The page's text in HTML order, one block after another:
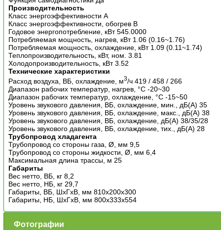
Производительность
Класс энергоэффективности A
Класс энергоэффективности, обогрев B
Годовое энергопотребление, кВт 545.0000
Потребляемая мощность, нагрев, кВт 1.06 (0.16~1.76)
Потребляемая мощность, охлаждение, кВт 1.09 (0.11~1.74)
Теплопроизводительность, кВт, ном. 3.81
Холодопроизводительность, кВт 3.52
Технические характеристики
Расход воздуха, ВБ, охлаждение, м3/ч 419 / 458 / 266
Диапазон рабочих температур, нагрев, °C -20~30
Диапазон рабочих температур, охлаждение, °C -15~50
Уровень звукового давления, ВБ, охлаждение, мин., дБ(А) 35
Уровень звукового давления, ВБ, охлаждение, макс., дБ(А) 38
Уровень звукового давления, ВБ, охлаждение, дБ(А) 38/35/28
Уровень звукового давления, ВБ, охлаждение, тих., дБ(А) 28
Трубопровод хладагента
Трубопровод со стороны газа, Ø, мм 9,5
Трубопровод со стороны жидкости, Ø, мм 6,4
Максимальная длина трассы, м 25
Габариты
Вес нетто, ВБ, кг 8,2
Вес нетто, НБ, кг 29,7
Габариты, ВБ, ШхГхВ, мм 810x200x300
Габариты, НБ, ШхГхВ, мм 800x333x554
Фотографии